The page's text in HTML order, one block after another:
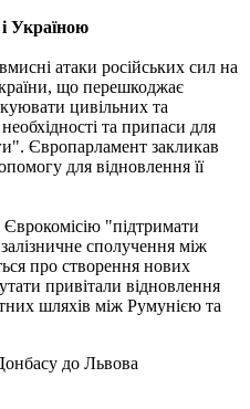
Україною
атаки російських сил на
що перешкоджає
цивільних та
та припаси для
Європарламент закликав
для відновлення її
"підтримати
сполучення між
про створення нових
привітали відновлення
шляхів між Румунією та
до Львова